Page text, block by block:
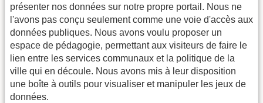
présenter nos données sur notre propre portail. Nous ne
l'avons pas conçu seulement comme une voie d'accès aux
données publiques. Nous avons voulu proposer un
espace de pédagogie, permettant aux visiteurs de faire le
lien entre les services communaux et la politique de la
ville qui en découle. Nous avons mis à leur disposition
une boîte à outils pour visualiser et manipuler les jeux de
données.